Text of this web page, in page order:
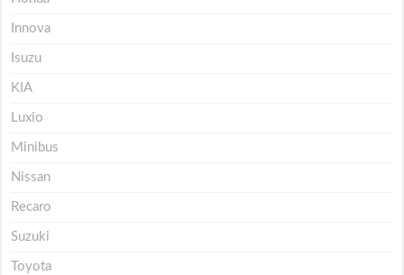
Innova
Isuzu
KIA
Luxio
Minibus
Nissan
Recaro
Suzuki
Toyota